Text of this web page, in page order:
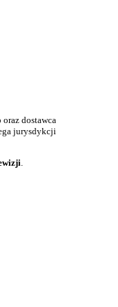
dostawca
jurysdykcji